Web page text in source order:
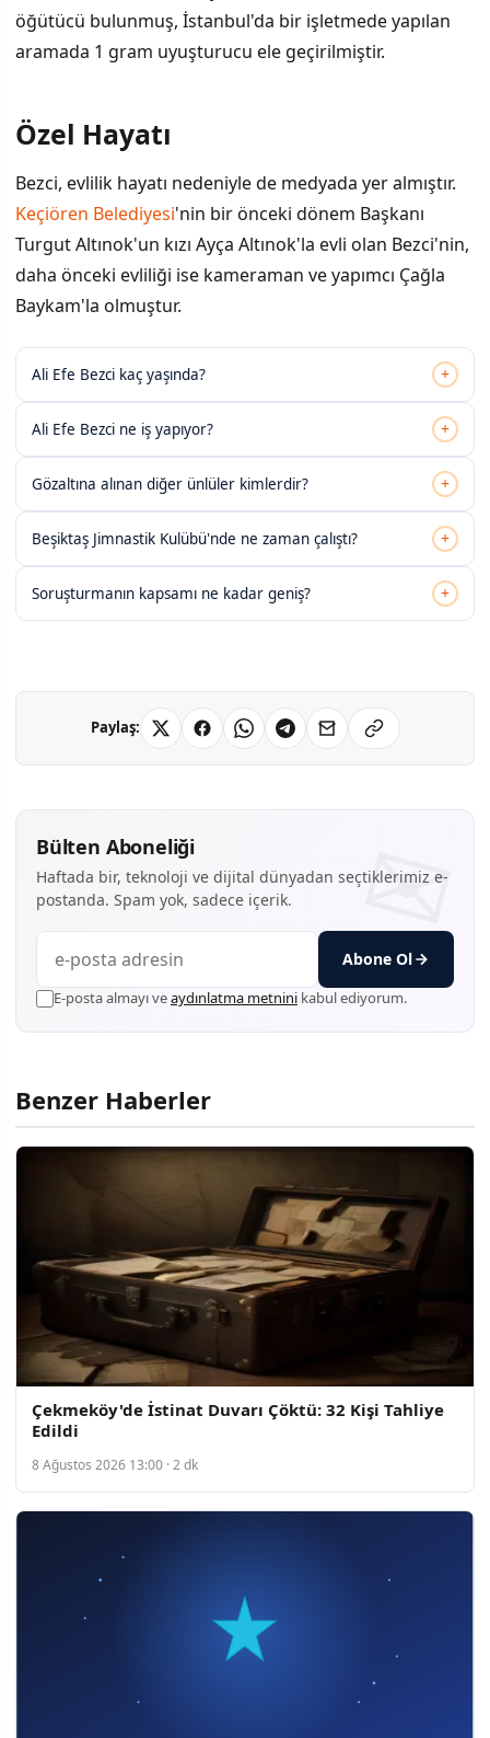
öğütücü bulunmuş, İstanbul'da bir işletmede yapılan
aramada 1 gram uyuşturucu ele geçirilmiştir.
Özel Hayatı
Bezci, evlilik hayatı nedeniyle de medyada yer almıştır.
Keçiören Belediyesi'nin bir önceki dönem Başkanı
Turgut Altınok'un kızı Ayça Altınok'la evli olan Bezci'nin,
daha önceki evliliği ise kameraman ve yapımcı Çağla
Baykam'la olmuştur.
Ali Efe Bezci kaç yaşında? +
Ali Efe Bezci ne iş yapıyor? +
Gözaltına alınan diğer ünlüler kimlerdir? +
Beşiktaş Jimnastik Kulübü'nde ne zaman çalıştı? +
Soruşturmanın kapsamı ne kadar geniş? +
Paylaş:
Bülten Aboneliği
Haftada bir, teknoloji ve dijital dünyadan seçtiklerimiz e-
postanda. Spam yok, sadece içerik.
Abone Ol
E-posta almayı veaydınlatma metnini kabul ediyorum.
Benzer Haberler
Çekmeköy'de İstinat Duvarı Çöktü: 32 Kişi Tahliye
Edildi
8 Ağustos 2026 13:00 · 2 dk